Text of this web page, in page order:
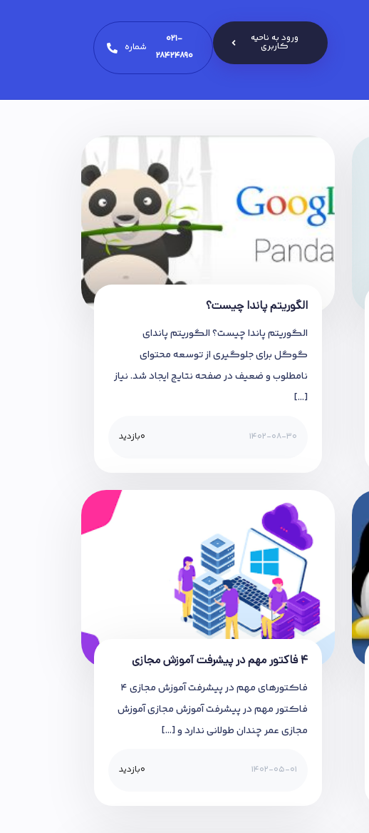
شماره
021-
28424890
ورود به ناحیه
کاربری
الگوریتم پاندا چیست؟
الگوریتم پاندا چیست؟ الگوریتم پاندای
گوگل برای جلوگیری از توسعه محتوای
نامطلوب و ضعیف در صفحه نتایج ایجاد شد. نیاز
[…]
1402-08-30
0بازدید
۴ فاکتور مهم در پیشرفت آموزش مجازی
فاکتورهای مهم در پیشرفت آموزش مجازی ۴
فاکتور مهم در پیشرفت آموزش مجازی آموزش
مجازی عمر چندان طولانی ندارد و […]
1402-05-01
0بازدید